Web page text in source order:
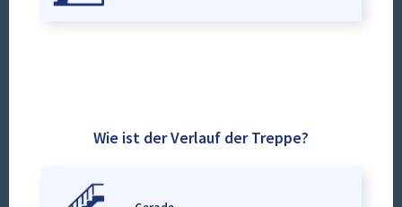
Wie ist der Verlauf der Treppe?